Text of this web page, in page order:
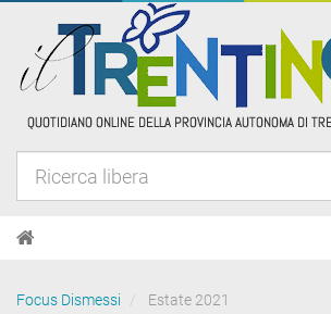
Focus Dismessi Estate 2021